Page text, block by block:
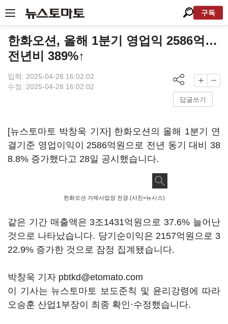
구독
한화오션, 올해 1분기 영업익 2586억…
전년비 389%↑
입력: 2025-04-28 16:02:02
수정: 2025-04-28 16:02:02
답글쓰기
[뉴스토마토 박창욱 기자] 한화오션의 올해 1분기 연
결기준 영업이익이 2586억원으로 전년 동기 대비 38
8.8% 증가했다고 28일 공시했습니다.
한화오션 거제사업장 전경.(사진=뉴시스)
같은 기간 매출액은 3조1431억원으로 37.6% 늘어난
것으로 나타났습니다. 당기순이익은 2157억원으로 3
22.9% 증가한 것으로 잠정 집계됐습니다.
박창욱 기자 pbtkd@etomato.com
이 기사는 뉴스토마토 보도준칙 및 윤리강령에 따라
오승훈 산업1부장이 최종 확인·수정했습니다.